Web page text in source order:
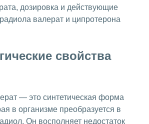
дозировка и действующие
валерат и ципротерона
свойства
— это синтетическая форма
в организме преобразуется в
Он восполняет недостаток